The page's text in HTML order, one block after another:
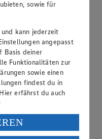
sowie für
kann jederzeit
angepasst
Basis deiner
Funktionalitäten zur
sowie einen
findest du in
erfährst du auch
.
Daten in den